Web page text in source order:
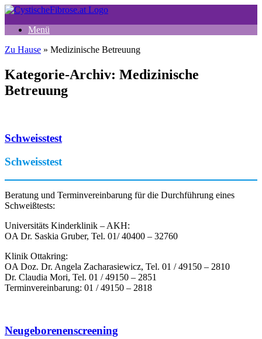
Zum
springenMenü
Zu Hause » Medizinische Betreuung
Kategorie-Archiv: Medizinische
Betreuung
Schweisstest
Schweisstest
Beratung und Terminvereinbarung für die Durchführung eines
Schweißtests:
Universitäts Kinderklinik – AKH:
OA Dr. Saskia Gruber, Tel. 01/ 40400 – 32760
Klinik Ottakring:
OA Doz. Dr. Angela Zacharasiewicz, Tel. 01 / 49150 – 2810
Dr. Claudia Mori, Tel. 01 / 49150 – 2851
Terminvereinbarung: 01 / 49150 – 2818
Neugeborenenscreening